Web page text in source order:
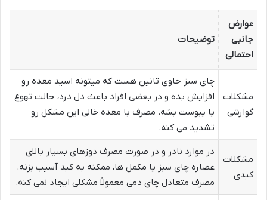
عوارض
جانبی
احتمالی
توضیحات
مشکلات
گوارشی
چای سبز حاوی تانین هست که میتونه اسید معده رو
افزایش بده و در بعضی افراد باعث دل درد، حالت تهوع
یا یبوست بشه. مصرف با معده خالی این مشکل رو
تشدید می کنه.
مشکلات
کبدی
در موارد نادر و در صورت مصرف دوزهای بسیار بالای
عصاره چای سبز یا مکمل ها، ممکنه به کبد آسیب بزنه.
مصرف متعادل چای دمی معمولاً مشکلی ایجاد نمی کنه.